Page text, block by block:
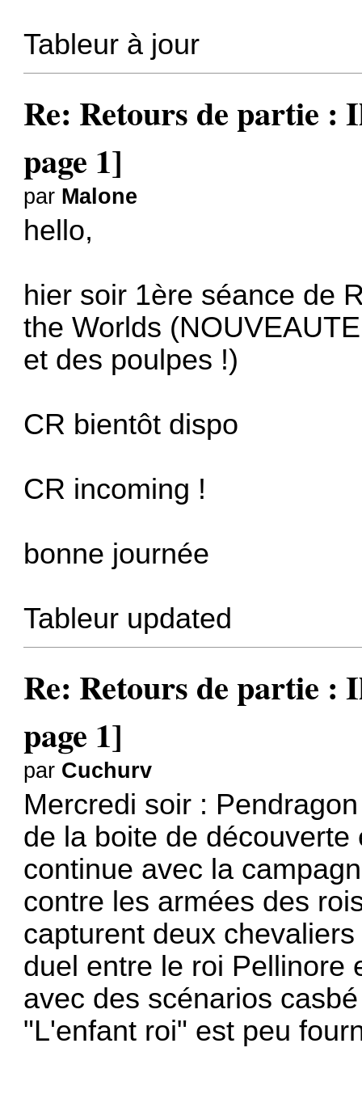
Tableur à jour
Re: Retours de partie :
page 1]
par Malone
hello,
hier soir 1ère séance de
the Worlds
et des poulpes !)
CR bientôt dispo
CR incoming !
bonne journée
Tableur updated
Re: Retours de partie :
page 1]
par Cuchurv
Mercredi soir :
de la boite de
continue avec la
contre les armées des
capturent deux
duel entre le roi Pellinore
avec des scénarios
"L'enfant roi" est peu